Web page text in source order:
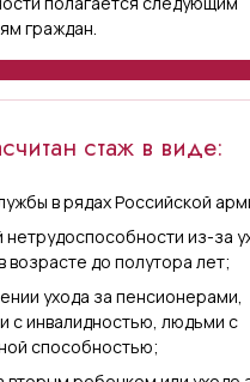
граждан.
стаж в виде:
в рядах Российской
из-за
возрасте до полутора лет;
ухода за пенсионерами,
с инвалидностью, людьми с
способностью;